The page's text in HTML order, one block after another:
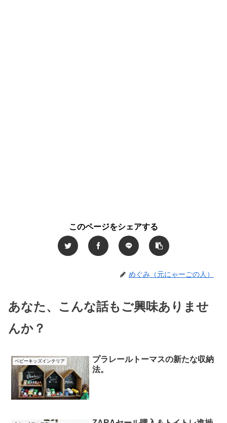
このページをシェアする
めぐみ（元にゃーごの人）
あなた、こんな話もご興味ありませ
んか？
ベビーキッズインテリア
プラレールトーマスの新たな収納
法。